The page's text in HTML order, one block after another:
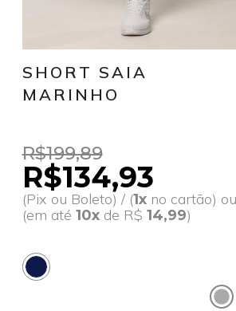
SHORT SAIA
MARINHO
R$199,89
R$134,93
(Pix ou Boleto) / (1xno cartão) ou
(em até 10x de R$ 14,99)